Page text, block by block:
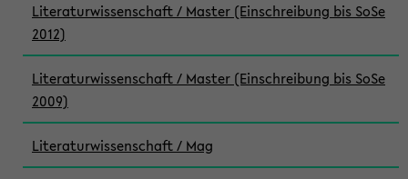
Literaturwissenschaft / Master (Einschreibung bis SoSe
2012)
Literaturwissenschaft / Master (Einschreibung bis SoSe
2009)
Literaturwissenschaft / Mag